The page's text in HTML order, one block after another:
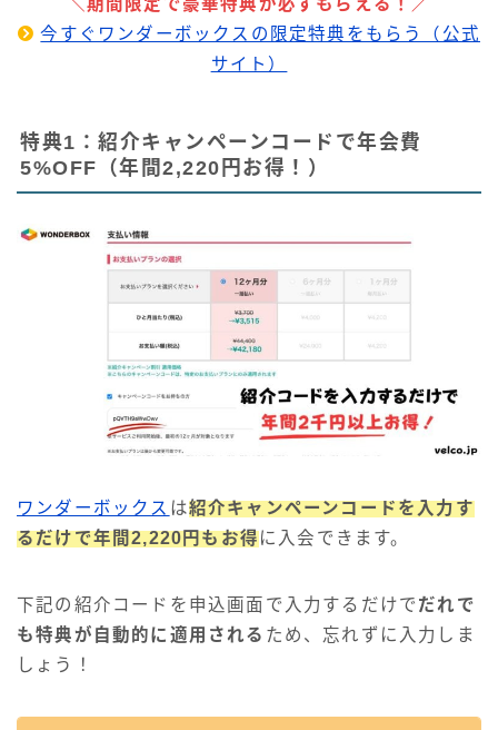
＼期間限定で豪華特典が必ずもらえる！／
今すぐワンダーボックスの限定特典をもらう（公式
サイト）
特典1：紹介キャンペーンコードで年会費
5%OFF（年間2,220円お得！）
ワンダーボックス は紹介キャンペーンコードを入力す
るだけで年間2,220円もお得 に入会できます。
下記の紹介コードを申込画面で入力するだけで だれで
も特典が自動的に適用される ため、忘れずに入力しま
しょう！